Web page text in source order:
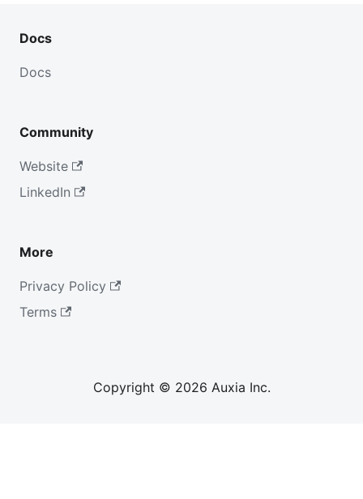
Docs
Docs
Community
Website
LinkedIn
More
Privacy Policy
Terms
Copyright © 2026 Auxia Inc.